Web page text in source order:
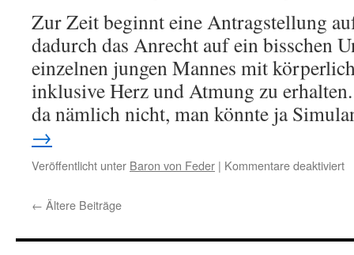
2
Zur Zeit beginnt eine Antragstellung
dadurch das Anrecht auf ein bisschen
einzelnen jungen Mannes mit
inklusive Herz und Atmung zu
da nämlich nicht, man könnte ja
→
Veröffentlicht unter Baron von Feder | Kommentare deaktiviert
← Ältere Beiträge